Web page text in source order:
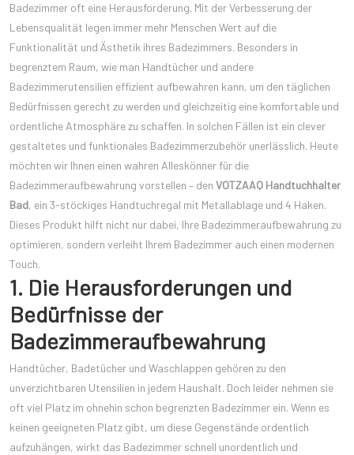
Badezimmer oft eine Herausforderung. Mit der Verbesserung der
Lebensqualität legen immer mehr Menschen Wert auf die
Funktionalität und Ästhetik ihres Badezimmers. Besonders in
begrenztem Raum, wie man Handtücher und andere
Badezimmerutensilien effizient aufbewahren kann, um den täglichen
Bedürfnissen gerecht zu werden und gleichzeitig eine komfortable und
ordentliche Atmosphäre zu schaffen. In solchen Fällen ist ein clever
gestaltetes und funktionales Badezimmerzubehör unerlässlich. Heute
möchten wir Ihnen einen wahren Alleskönner für die
Badezimmeraufbewahrung vorstellen – den VOTZAAQ Handtuchhalter
Bad, ein 3-stöckiges Handtuchregal mit Metallablage und 4 Haken.
Dieses Produkt hilft nicht nur dabei, Ihre Badezimmeraufbewahrung zu
optimieren, sondern verleiht Ihrem Badezimmer auch einen modernen
Touch.
1. Die Herausforderungen und
Bedürfnisse der
Badezimmeraufbewahrung
Handtücher, Badetücher und Waschlappen gehören zu den
unverzichtbaren Utensilien in jedem Haushalt. Doch leider nehmen sie
oft viel Platz im ohnehin schon begrenzten Badezimmer ein. Wenn es
keinen geeigneten Platz gibt, um diese Gegenstände ordentlich
aufzuhängen, wirkt das Badezimmer schnell unordentlich und